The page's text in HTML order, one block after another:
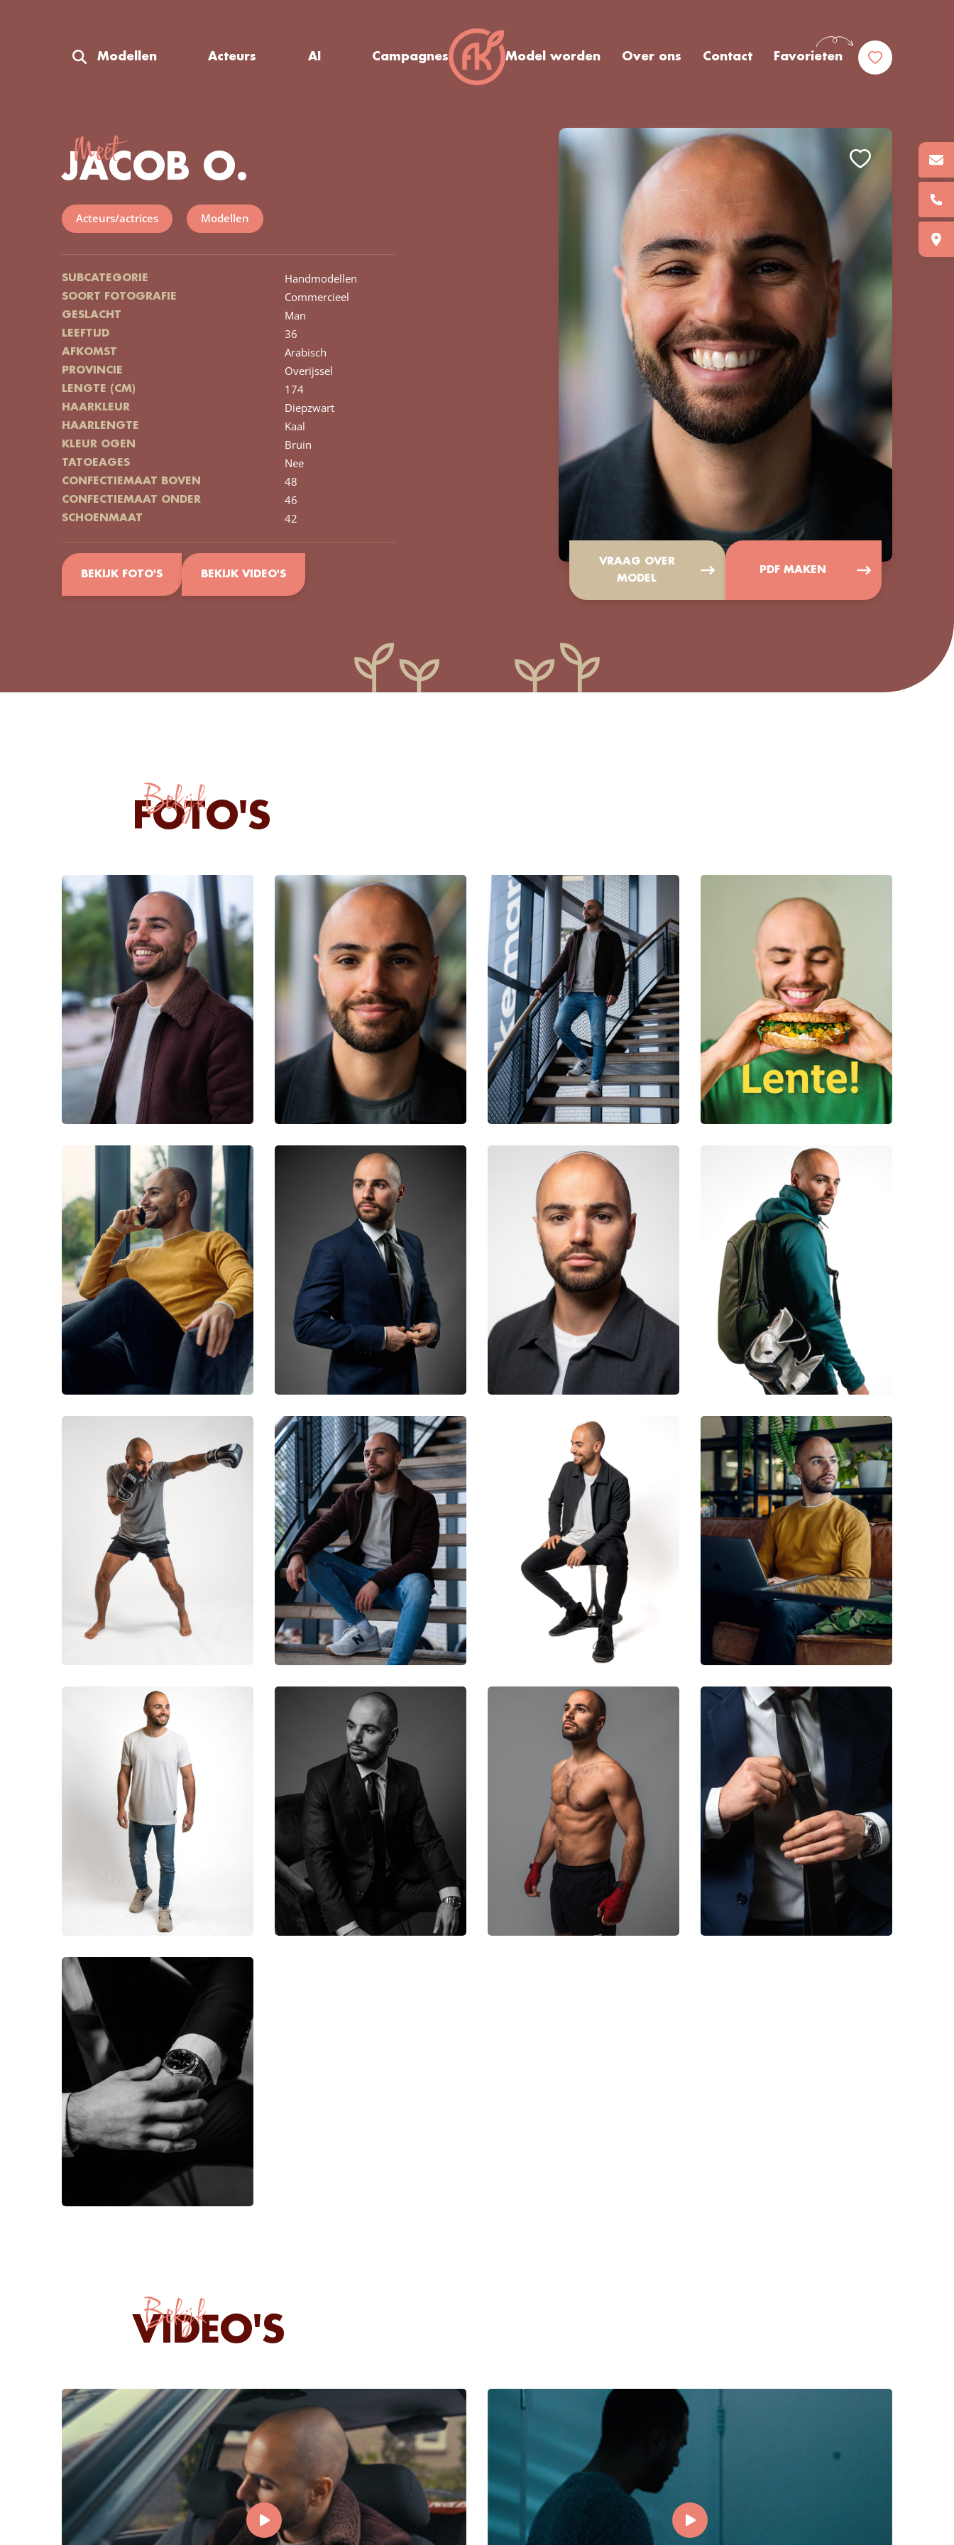
Modellen Acteurs AI Campagnes Model worden Over ons Contact Favorieten
VRAAG OVER
MODEL
PDF MAKEN
Meet
JACOB O.
Acteurs/actrices Modellen
SUBCATEGORIE Handmodellen
SOORT FOTOGRAFIE Commercieel
GESLACHT Man
LEEFTIJD 36
AFKOMST Arabisch
PROVINCIE Overijssel
LENGTE (CM) 174
HAARKLEUR Diepzwart
HAARLENGTE Kaal
KLEUR OGEN Bruin
TATOEAGES Nee
CONFECTIEMAAT BOVEN 48
CONFECTIEMAAT ONDER 46
SCHOENMAAT 42
BEKIJK FOTO'S BEKIJK VIDEO'S
Bekijk
FOTO'S
Bekijk
VIDEO'S